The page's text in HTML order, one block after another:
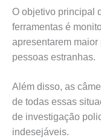
O objetivo principal
ferramentas é
apresentarem
pessoas estranhas.
Além disso, as
de todas essas
de investigação
indesejáveis.